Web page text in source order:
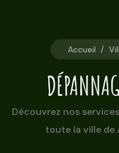
Accueil /
Découvrez nos
toute la ville de